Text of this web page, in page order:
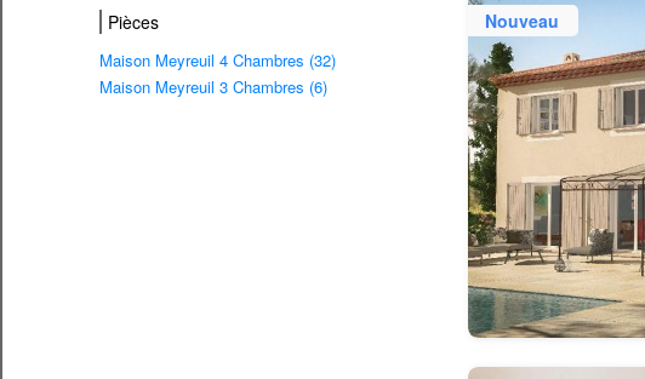
Pièces
Maison Meyreuil 4 Chambres (32)
Maison Meyreuil 3 Chambres (6)
Nouveau